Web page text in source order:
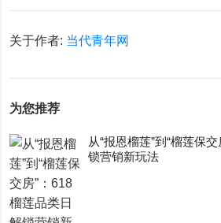
关于作者: 当代青年网
为您推荐
从“报恩榴莲”到“榴莲保
锁营销新玩法